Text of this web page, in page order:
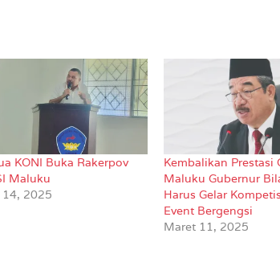
KONI Buka Rakerpov
Maluku
2025
Kembalikan Prestasi
Maluku Gubernur
Harus Gelar
Event Bergengsi
Maret 11, 2025